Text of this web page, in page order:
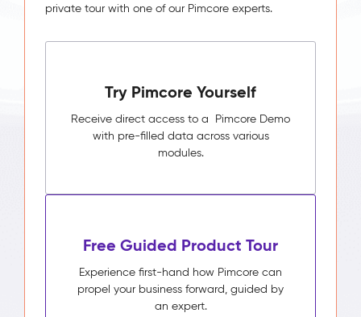
private tour with one of our Pimcore experts.
Try Pimcore Yourself
Receive direct access to a Pimcore Demo
with pre-filled data across various
modules.
Free Guided Product Tour
Experience first-hand how Pimcore can
propel your business forward, guided by
an expert.